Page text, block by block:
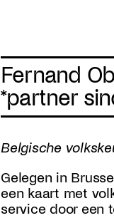
Fernand
*partner
Belgische
Gelegen in
een kaart met
service door een